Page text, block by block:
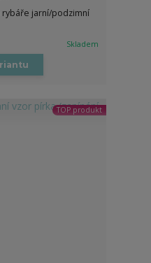
rybáře jarní/podzimní
Skladem
TOP produkt